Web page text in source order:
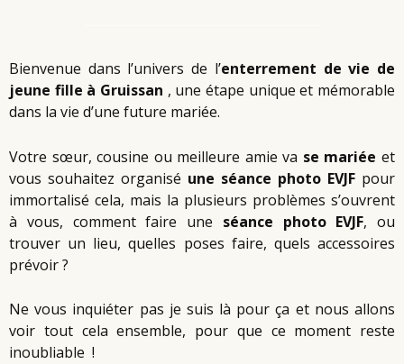
Bienvenue dans l’univers de l’enterrement de vie de
jeune fille à Gruissan , une étape unique et mémorable
dans la vie d’une future mariée.
Votre sœur, cousine ou meilleure amie va se mariée et
vous souhaitez organisé une séance photo EVJF pour
immortalisé cela, mais la plusieurs problèmes s’ouvrent
à vous, comment faire une séance photo EVJF, ou
trouver un lieu, quelles poses faire, quels accessoires
prévoir ?
Ne vous inquiéter pas je suis là pour ça et nous allons
voir tout cela ensemble, pour que ce moment reste
inoubliable !